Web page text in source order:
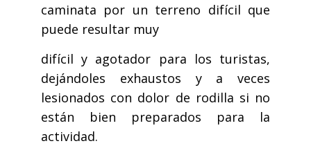
caminata por un terreno difícil que
puede resultar muy
difícil y agotador para los turistas,
dejándoles exhaustos y a veces
lesionados con dolor de rodilla si no
están bien preparados para la
actividad.